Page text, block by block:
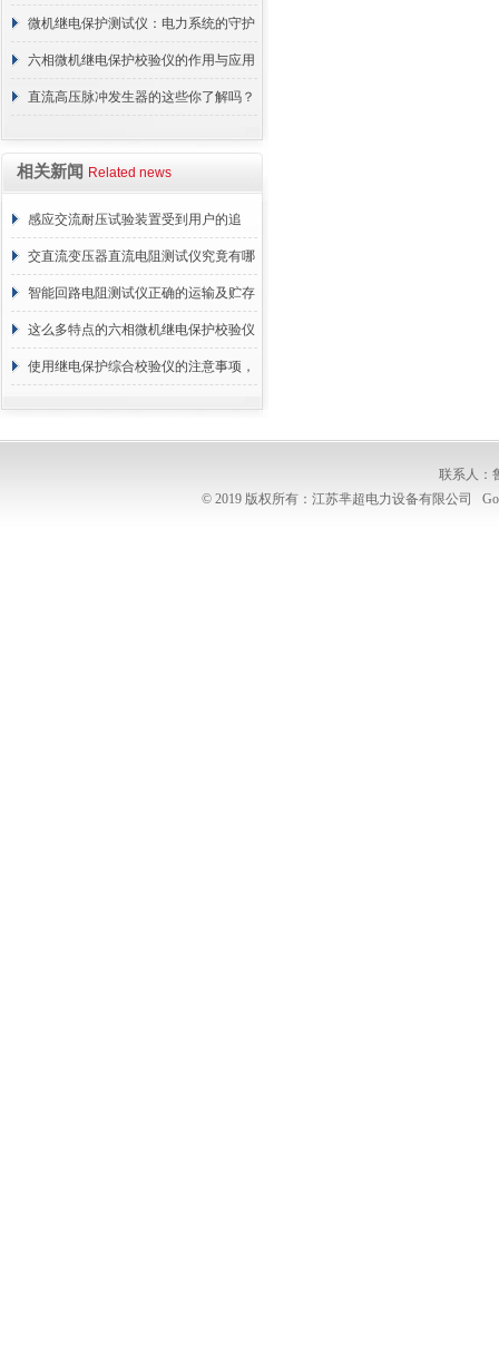
效、安全、精准的电力测试利器
微机继电保护测试仪：电力系统的守护
者
六相微机继电保护校验仪的作用与应用
直流高压脉冲发生器的这些你了解吗？
相关新闻 Related news
感应交流耐压试验装置受到用户的追
捧，它的魅力何在？
交直流变压器直流电阻测试仪究竟有哪
些特别之处呢？
智能回路电阻测试仪正确的运输及贮存
方法介绍
这么多特点的六相微机继电保护校验仪
你见过吗
使用继电保护综合校验仪的注意事项，
联系人：
© 2019 版权所有：江苏芈超电力设备有限公司